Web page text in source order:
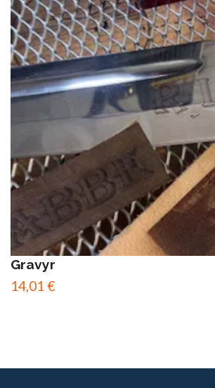
Gravyr
14,01 €